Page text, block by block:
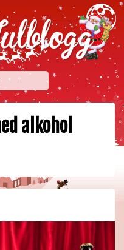
julkalendrar,
och julrecept!
alkohol